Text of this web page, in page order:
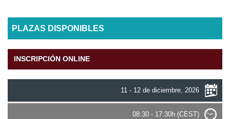
PLAZAS DISPONIBLES
INSCRIPCIÓN ONLINE
11 - 12 de diciembre, 2026
08:30 - 17:30h (CEST)